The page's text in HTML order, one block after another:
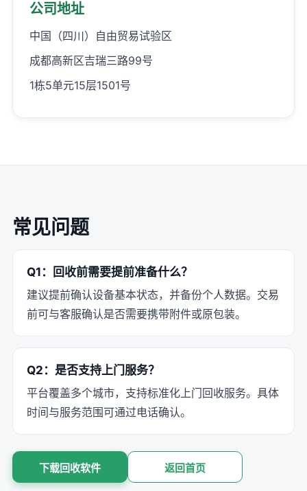
公司地址
中国（四川）自由贸易试验区
成都高新区吉瑞三路99号
1栋5单元15层1501号
常见问题
Q1：回收前需要提前准备什么？
建议提前确认设备基本状态，并备份个人数据。交易
前可与客服确认是否需要携带附件或原包装。
Q2：是否支持上门服务？
平台覆盖多个城市，支持标准化上门回收服务。具体
时间与服务范围可通过电话确认。
下载回收软件 返回首页